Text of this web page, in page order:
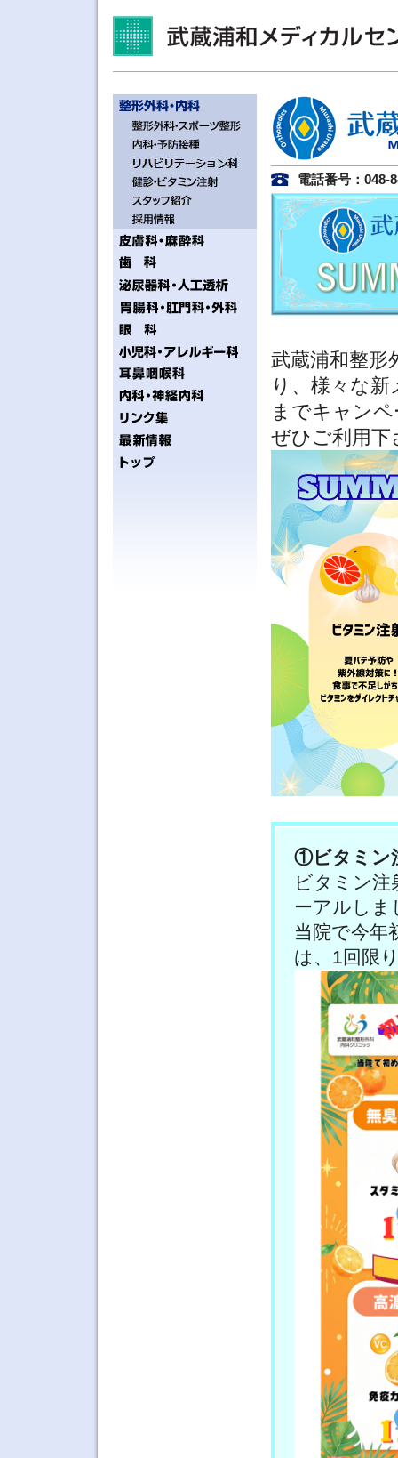
電話番号：048-
武蔵浦和整形
り、様々な
までキャン
ぜひご利用下
①ビタミン
ビタミン
ーアルしま
当院で今年
は、1回限